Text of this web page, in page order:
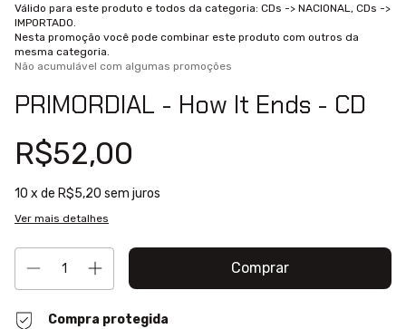
Válido para este produto e todos da categoria: CDs -> NACIONAL, CDs ->
IMPORTADO.
Nesta promoção você pode combinar este produto com outros da
mesma categoria.
Não acumulável com algumas promoções
PRIMORDIAL - How It Ends - CD
R$52,00
10 x de R$5,20 sem juros
Ver mais detalhes
Compra protegida